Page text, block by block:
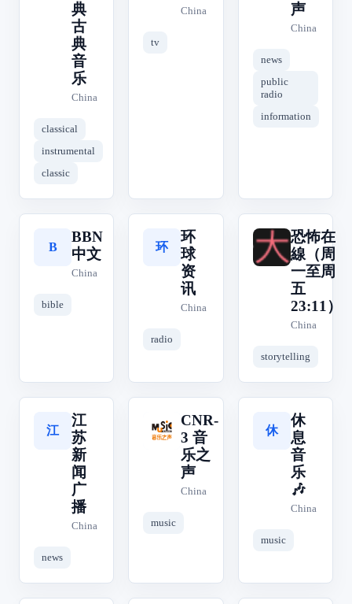
典
古
典
音
乐
China
classical
instrumental
classic
China
tv
声
China
news
public
radio
information
B
BBN
中文
China
bible
环
环
球
资
讯
China
radio
恐
恐怖在
線（周
一至周
五
23:11）
China
storytelling
江
江
苏
新
闻
广
播
China
news
C
CNR-
3 音
乐之
声
China
music
休
休
息
音
乐
🎶
China
music